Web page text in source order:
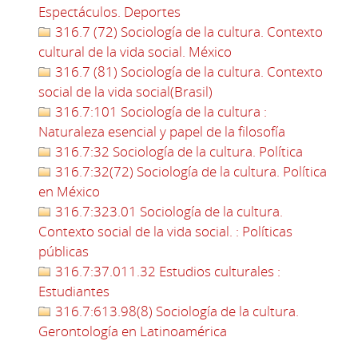
Espectáculos. Deportes
316.7 (72) Sociología de la cultura. Contexto
cultural de la vida social. México
316.7 (81) Sociología de la cultura. Contexto
social de la vida social(Brasil)
316.7:101 Sociología de la cultura :
Naturaleza esencial y papel de la filosofía
316.7:32 Sociología de la cultura. Política
316.7:32(72) Sociología de la cultura. Política
en México
316.7:323.01 Sociología de la cultura.
Contexto social de la vida social. : Políticas
públicas
316.7:37.011.32 Estudios culturales :
Estudiantes
316.7:613.98(8) Sociología de la cultura.
Gerontología en Latinoamérica